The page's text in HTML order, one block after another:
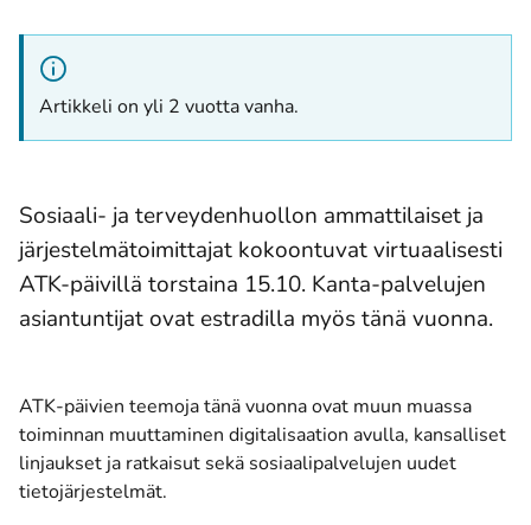
Artikkeli on yli 2 vuotta vanha.
Sosiaali- ja terveydenhuollon ammattilaiset ja
järjestelmätoimittajat kokoontuvat virtuaalisesti
ATK-päivillä torstaina 15.10. Kanta-palvelujen
asiantuntijat ovat estradilla myös tänä vuonna.
ATK-päivien teemoja tänä vuonna ovat muun muassa
toiminnan muuttaminen digitalisaation avulla, kansalliset
linjaukset ja ratkaisut sekä sosiaalipalvelujen uudet
tietojärjestelmät.